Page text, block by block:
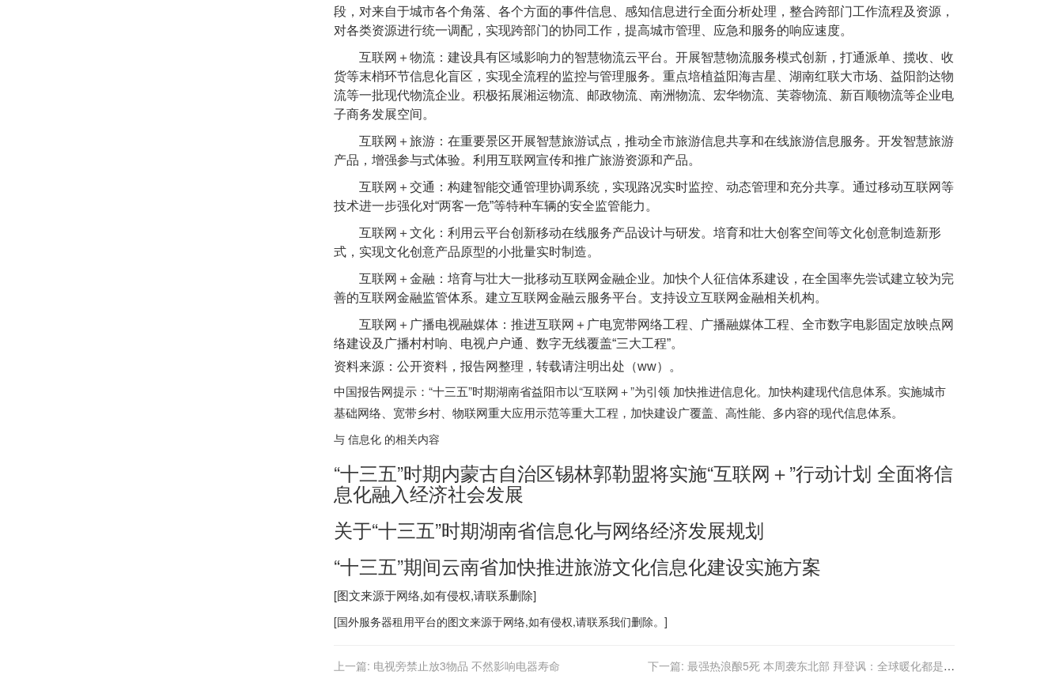
段，对来自于城市各个角落、各个方面的事件信息、感知信息进行全面分析处理，整合跨部门工作流程及资源，
对各类资源进行统一调配，实现跨部门的协同工作，提高城市管理、应急和服务的响应速度。
互联网＋物流：建设具有区域影响力的智慧物流云平台。开展智慧物流服务模式创新，打通派单、揽收、收
货等末梢环节信息化盲区，实现全流程的监控与管理服务。重点培植益阳海吉星、湖南红联大市场、益阳韵达物
流等一批现代物流企业。积极拓展湘运物流、邮政物流、南洲物流、宏华物流、芙蓉物流、新百顺物流等企业电
子商务发展空间。
互联网＋旅游：在重要景区开展智慧旅游试点，推动全市旅游信息共享和在线旅游信息服务。开发智慧旅游
产品，增强参与式体验。利用互联网宣传和推广旅游资源和产品。
互联网＋交通：构建智能交通管理协调系统，实现路况实时监控、动态管理和充分共享。通过移动互联网等
技术进一步强化对“两客一危”等特种车辆的安全监管能力。
互联网＋文化：利用云平台创新移动在线服务产品设计与研发。培育和壮大创客空间等文化创意制造新形
式，实现文化创意产品原型的小批量实时制造。
互联网＋金融：培育与壮大一批移动互联网金融企业。加快个人征信体系建设，在全国率先尝试建立较为完
善的互联网金融监管体系。建立互联网金融云服务平台。支持设立互联网金融相关机构。
互联网＋广播电视融媒体：推进互联网＋广电宽带网络工程、广播融媒体工程、全市数字电影固定放映点网
络建设及广播村村响、电视户户通、数字无线覆盖“三大工程”。
资料来源：公开资料，报告网整理，转载请注明出处（ww）。
中国报告网提示：“十三五”时期湖南省益阳市以“互联网＋”为引领 加快推进信息化。加快构建现代信息体系。实施城市
基础网络、宽带乡村、物联网重大应用示范等重大工程，加快建设广覆盖、高性能、多内容的现代信息体系。
与 信息化 的相关内容
“十三五”时期内蒙古自治区锡林郭勒盟将实施“互联网＋”行动计划 全面将信
息化融入经济社会发展
关于“十三五”时期湖南省信息化与网络经济发展规划
“十三五”期间云南省加快推进旅游文化信息化建设实施方案
[图文来源于网络,如有侵权,请联系删除]
[国外服务器租用平台的图文来源于网络,如有侵权,请联系我们删除。]
上一篇: 电视旁禁止放3物品 不然影响电器寿命 下一篇: 最强热浪酿5死 本周袭东北部 拜登讽：全球暖化都是想